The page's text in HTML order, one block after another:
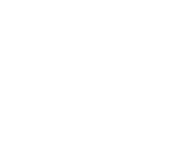
Württemberg
Person vorhanden
und Einrichtungen für die